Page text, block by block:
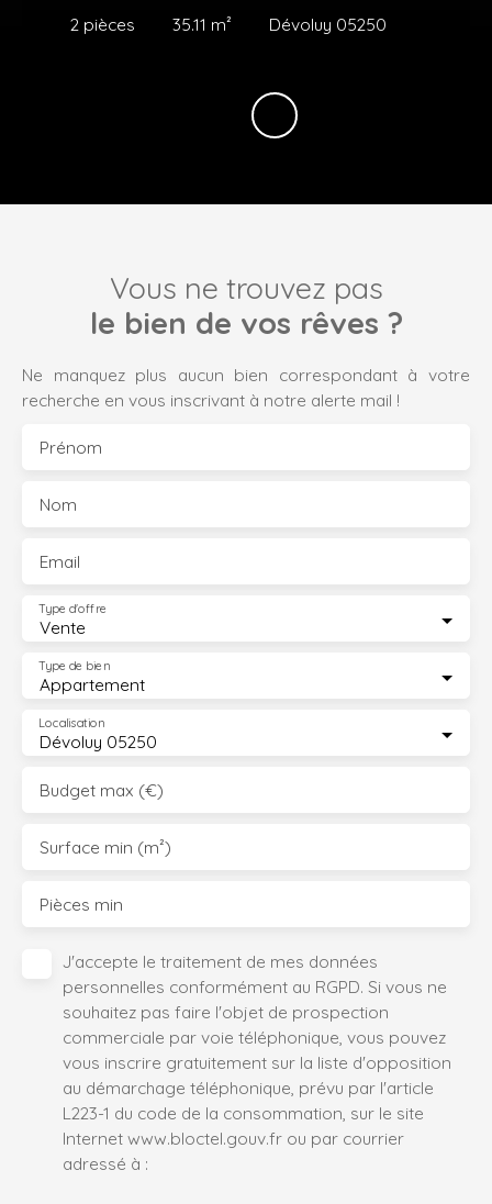
2 pièces 35.11 m² Dévoluy 05250
Vous ne trouvez pas
le bien de vos rêves ?
Ne manquez plus aucun bien correspondant à votre
recherche en vous inscrivant à notre alerte mail !
Prénom
Nom
Email
Vente
Type d'offre
Appartement
Type de bien
Dévoluy 05250
Localisation
Budget max (€)
Surface min (m²)
Pièces min
J'accepte le traitement de mes données
personnelles conformément au RGPD. Si vous ne
souhaitez pas faire l'objet de prospection
commerciale par voie téléphonique, vous pouvez
vous inscrire gratuitement sur la liste d'opposition
au démarchage téléphonique, prévu par l'article
L223-1 du code de la consommation, sur le site
Internet www.bloctel.gouv.fr ou par courrier
adressé à :